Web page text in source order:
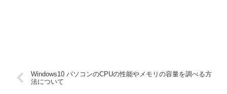
Windows10 パソコンのCPUの性能やメモリの容量を調べる方
法について